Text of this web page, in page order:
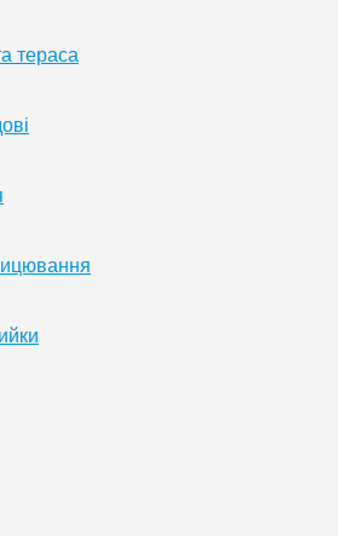
тераса